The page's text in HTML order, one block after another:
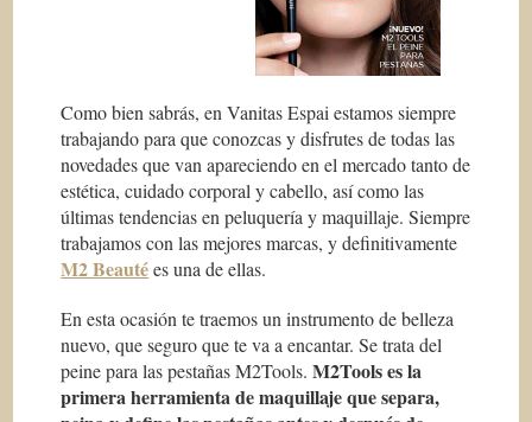
Como bien sabrás, en Vanitas Espai estamos siempre
trabajando para que conozcas y disfrutes de todas las
novedades que van apareciendo en el mercado tanto de
estética, cuidado corporal y cabello, así como las
últimas tendencias en peluquería y maquillaje. Siempre
trabajamos con las mejores marcas, y definitivamente
M2 Beautées una de ellas.
En esta ocasión te traemos un instrumento de belleza
nuevo, que seguro que te va a encantar. Se trata del
peine para las pestañas M2Tools.M2Tools es la
primera herramienta de maquillaje que separa,